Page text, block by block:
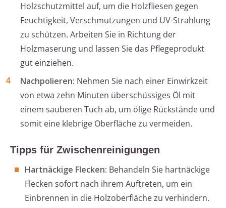
Holzschutzmittel auf, um die Holzfliesen gegen
Feuchtigkeit, Verschmutzungen und UV-Strahlung
zu schützen. Arbeiten Sie in Richtung der
Holzmaserung und lassen Sie das Pflegeprodukt
gut einziehen.
Nachpolieren: Nehmen Sie nach einer Einwirkzeit
von etwa zehn Minuten überschüssiges Öl mit
einem sauberen Tuch ab, um ölige Rückstände und
somit eine klebrige Oberfläche zu vermeiden.
Tipps für Zwischenreinigungen
Hartnäckige Flecken: Behandeln Sie hartnäckige
Flecken sofort nach ihrem Auftreten, um ein
Einbrennen in die Holzoberfläche zu verhindern.